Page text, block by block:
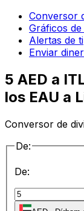
Conversor
Gráficos de
Alertas de
Enviar
5 AED a
los EAU a
Conversor de
De:
De: